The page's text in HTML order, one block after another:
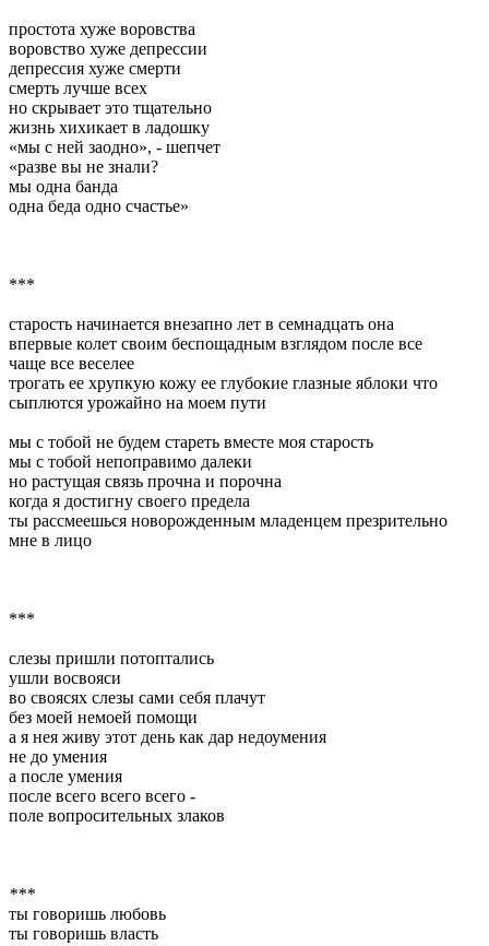
простота хуже воровства
воровство хуже депрессии
депрессия хуже смерти
смерть лучше всех
но скрывает это тщательно
жизнь хихикает в ладошку
«мы с ней заодно», - шепчет
«разве вы не знали?
мы одна банда
одна беда одно счастье»
***
старость начинается внезапно лет в семнадцать она
впервые колет своим беспощадным взглядом после все
чаще все веселее
трогать ее хрупкую кожу ее глубокие глазные яблоки что
сыплются урожайно на моем пути
мы с тобой не будем стареть вместе моя старость
мы с тобой непоправимо далеки
но растущая связь прочна и порочна
когда я достигну своего предела
ты рассмеешься новорожденным младенцем презрительно
мне в лицо
***
слезы пришли потоптались
ушли восвояси
во своясях слезы сами себя плачут
без моей немоей помощи
а я нея живу этот день как дар недоумения
не до умения
а после умения
после всего всего всего -
поле вопросительных злаков
***
ты говоришь любовь
ты говоришь власть